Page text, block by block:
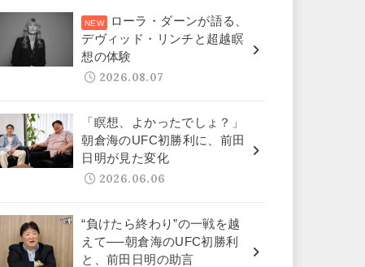
ローラ・ダーンが語る、
デヴィッド・リンチと超越瞑
想の体験
2026.08.07
「瞑想、よかったでしょ？」
朝倉海のUFC初勝利に、前田
日明が見た変化
2026.06.06
“負けたら終わり”の一戦を越
えて──朝倉海のUFC初勝利
と、前田日明の助言